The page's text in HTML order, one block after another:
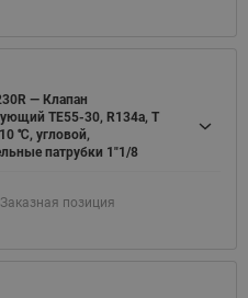
— Клапан
TE55-30, R134a, T
℃, угловой,
патрубки 1"1/8
Заказная позиция